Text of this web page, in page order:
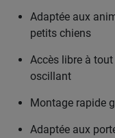
Adaptée aux
petits chiens
Accès libre à
oscillant
Montage rapide
Adaptée aux